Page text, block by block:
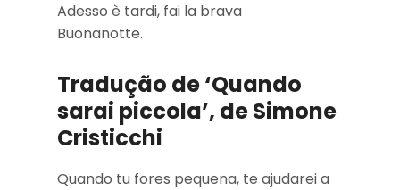
Adesso è tardi, fai la brava
Buonanotte.
Tradução de ‘Quando
sarai piccola’, de Simone
Cristicchi
Quando tu fores pequena, te ajudarei a